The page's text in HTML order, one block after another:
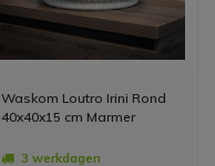
Waskom Loutro Irini Rond
40x40x15 cm Marmer
3 werkdagen